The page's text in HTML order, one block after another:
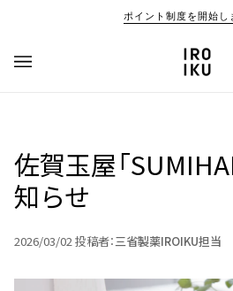
ポイント制度を開始し
佐賀玉屋「
知らせ
2026/03/02投稿者：三省製薬IROIKU担当